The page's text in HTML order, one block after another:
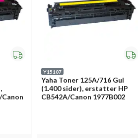
Y15107
Yaha Toner 125A/716 Gul
(1.400 sider), erstatter HP
CB542A/Canon 1977B002